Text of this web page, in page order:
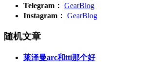
Telegram： GearBlog
Instagram： GearBlog
随机文章
莱泽曼arc和tti那个好